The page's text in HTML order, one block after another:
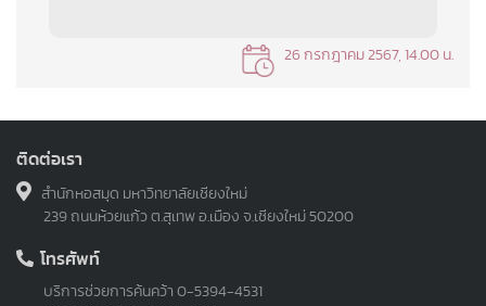
26 กรกฎาคม 2567, 14.00 น.
ติดต่อเรา
สำนักหอสมุด มหาวิทยาลัยเชียงใหม่
239 ถนนห้วยแก้ว ต.สุเทพ อ.เมือง จ.เชียงใหม่ 50200
โทรศัพท์
บริการช่วยการค้นคว้า 0-5394-4531